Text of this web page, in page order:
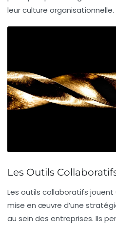
leurculture organisationnelle.
Les Outils
Les outils collaboratifs jouent
mise en œuvre d’une
au sein des entreprises. Ils